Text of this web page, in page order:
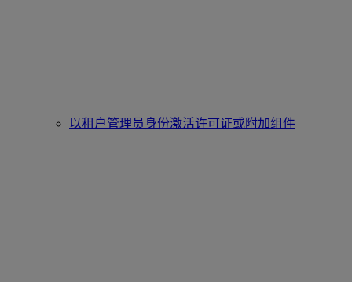
以租户管理员身份激活许可证或附加组件